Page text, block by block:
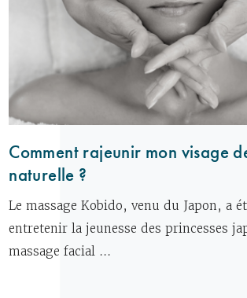
Comment rajeunir mon visage
naturelle ?
Le massage Kobido, venu du Japon, a
entretenir la jeunesse des princesses
massage facial ...